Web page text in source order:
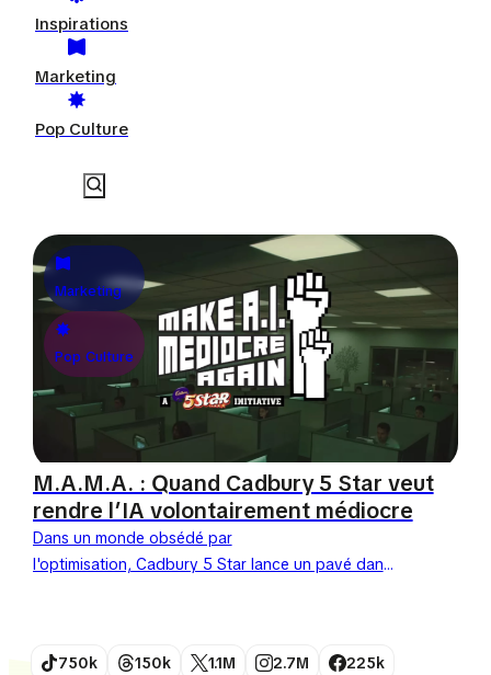
Inspirations
Marketing
Pop Culture
Marketing
Pop Culture
M.A.M.A. : Quand Cadbury 5 Star veut
rendre l’IA volontairement médiocre
Dans un monde obsédé par
l'optimisation, Cadbury 5 Star lance un pavé dans
750k 150k 1.1M 2.7M 225k